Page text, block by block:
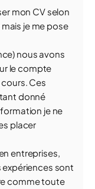
mon CV selon
je me pose
nous avons
le compte
Ces
donné
je ne
placer
entreprises,
sont
comme toute